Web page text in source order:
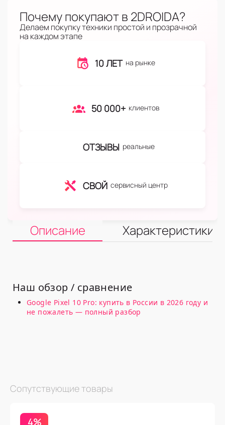
Почему покупают в 2DROIDA?
Делаем покупку техники простой и прозрачной
на каждом этапе
10 ЛЕТ на рынке
50 000+ клиентов
ОТЗЫВЫ реальные
СВОЙ сервисный центр
Описание Характеристики
Наш обзор / сравнение
Google Pixel 10 Pro: купить в России в 2026 году и
не пожалеть — полный разбор
Сопутствующие товары
4%